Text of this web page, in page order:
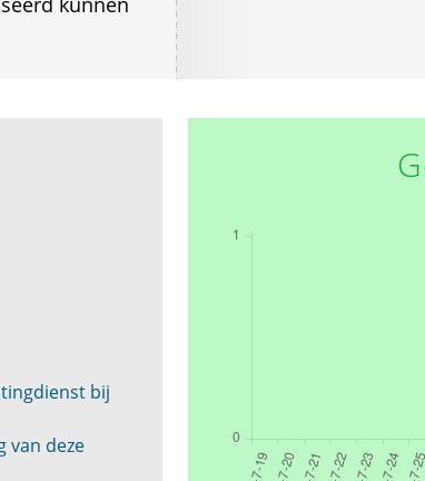
bij
van deze